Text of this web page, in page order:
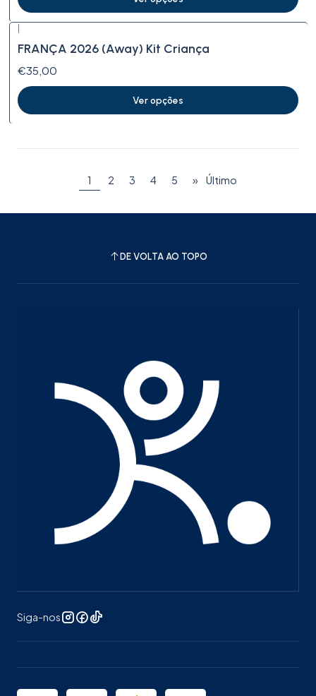
FRANÇA 2026 (Away) Kit Criança
€35,00
Ver opções
1 2 3 4 5 » Último
DE VOLTA AO TOPO
Siga-nos